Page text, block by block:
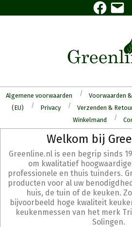
to
Facebook
E-
mail
Algemene voorwaarden Voorwaarden
(EU)
Privacy Verzenden &
Winkelmand
Menu
Welkom bij
Greenline.nl is een begrip sinds
om kwalitatief
professionele en thuis tuinders.
producten voor al uw
huis, de tuin of de keuken.
bijvoorbeeld hoge kwaliteit
keukenmessen van het merk
Solingen.